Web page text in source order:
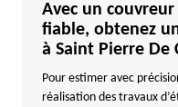
Avec un
fiable, obtenez
à Saint Pierre De
Pour estimer avec
réalisation des travaux